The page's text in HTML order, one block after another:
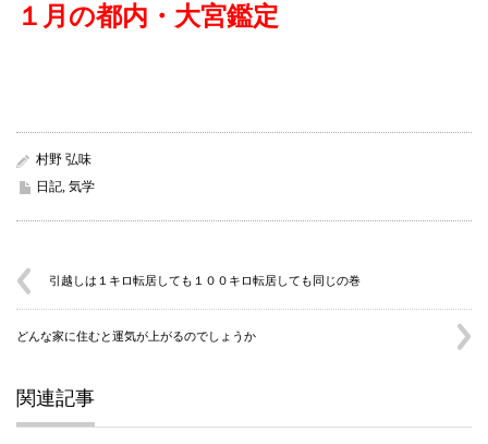
１月の都内・大宮鑑定
村野 弘味
日記 気学
引越しは１キロ転居しても１００キロ転居しても同じの巻
どんな家に住むと運気が上がるのでしょうか
関連記事